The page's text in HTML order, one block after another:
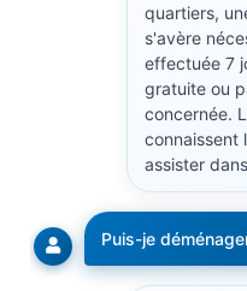
quartiers,
s'avère
effectuée 7
gratuite ou
concernée.
connaissent
assister
Puis-je